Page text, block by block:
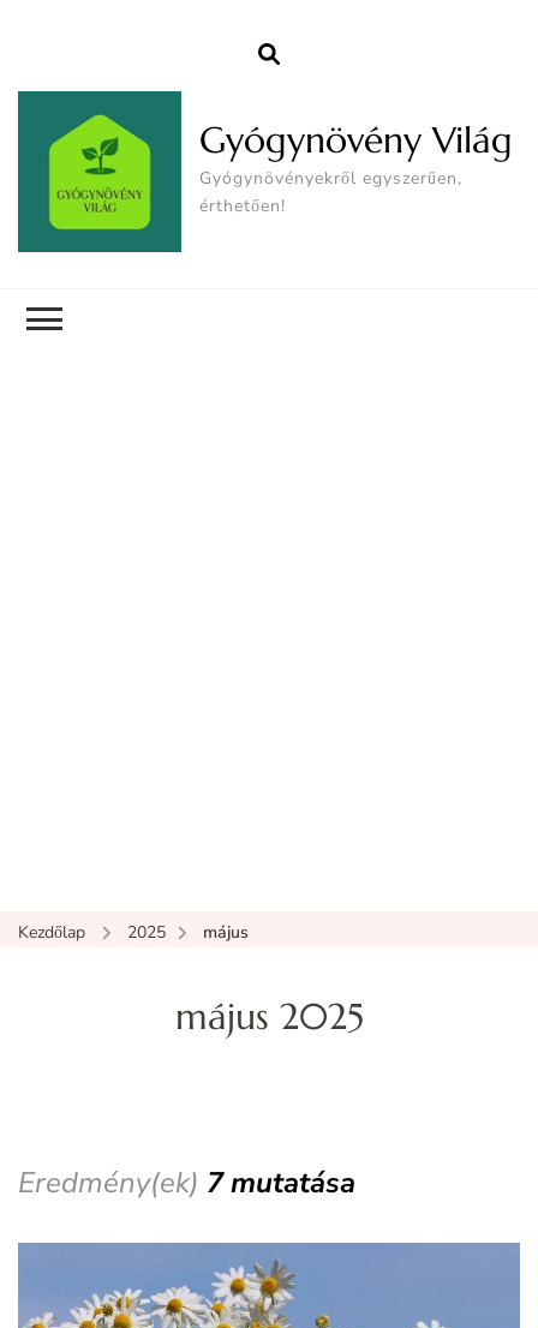
Gyógynövény Világ
Gyógynövényekről egyszerűen,
érthetően!
Kezdőlap 2025 május
május 2025
Eredmény(ek) 7 mutatása